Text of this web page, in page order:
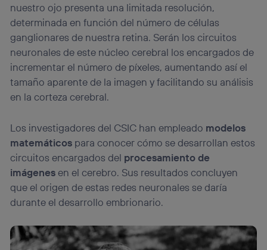
nuestro ojo presenta una limitada resolución,
determinada en función del número de células
ganglionares de nuestra retina. Serán los circuitos
neuronales de este núcleo cerebral los encargados de
incrementar el número de píxeles, aumentando así el
tamaño aparente de la imagen y facilitando su análisis
en la corteza cerebral.
Los investigadores del CSIC han empleado modelos
matemáticos para conocer cómo se desarrollan estos
circuitos encargados del procesamiento de
imágenesen el cerebro. Sus resultados concluyen
que el origen de estas redes neuronales se daría
durante el desarrollo embrionario.